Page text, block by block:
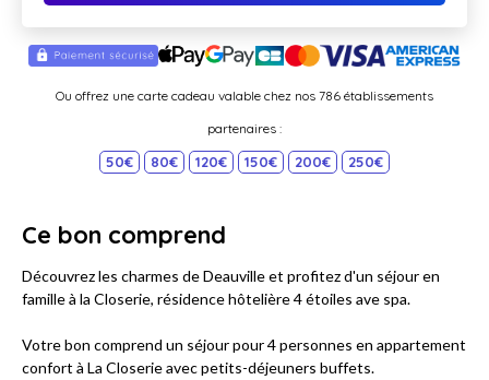
Ou offrez une carte cadeau valable chez nos 786 établissements
partenaires :
50€ 80€ 120€ 150€ 200€ 250€
Ce bon comprend
Découvrez les charmes de Deauville et profitez d'un séjour en
famille à la Closerie, résidence hôtelière 4 étoiles ave spa.
Votre bon comprend un séjour pour 4 personnes en appartement
confort à La Closerie avec petits-déjeuners buffets.